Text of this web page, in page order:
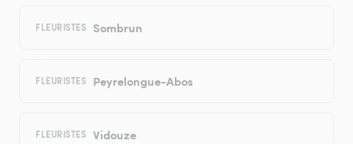
FLEURISTES Sombrun
FLEURISTES Peyrelongue-Abos
FLEURISTES Vidouze